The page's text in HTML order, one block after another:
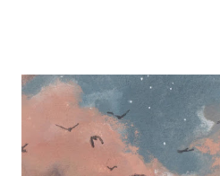
existiera la posibilidad de hablar de
un disco en mis manos: Love,
de Nueva Orleans liderado por el
disco que resultó siendo